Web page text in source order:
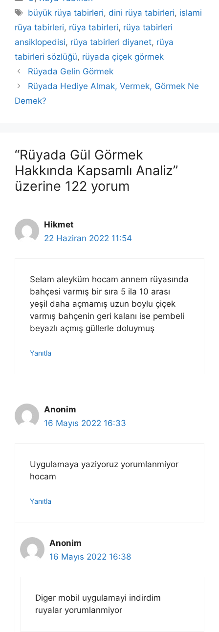
Etiketler
büyük rüya tabirleri, dini rüya tabirleri, islami
rüya tabirleri, rüya tabirleri, rüya tabirleri
ansiklopedisi, rüya tabirleri diyanet, rüya
tabirleri sözlüğü, rüyada çiçek görmek
Rüyada Gelin Görmek
Rüyada Hediye Almak, Vermek, Görmek Ne
Demek?
“Rüyada Gül Görmek
Hakkında Kapsamlı Analiz”
üzerine 122 yorum
Hikmet
22 Haziran 2022 11:54
Selam aleyküm hocam annem rüyasında
bahçesi varmış bir sıra 5 ila 10 arası
yeşil daha açmamış uzun boylu çiçek
varmış bahçenin geri kalanı ise pembeli
beyazlı açmış güllerle doluymuş
Yanıtla
Anonim
16 Mayıs 2022 16:33
Uygulamaya yaziyoruz yorumlanmiyor
hocam
Yanıtla
Anonim
16 Mayıs 2022 16:38
Diger mobil uygulamayi indirdim
ruyalar yorumlanmiyor